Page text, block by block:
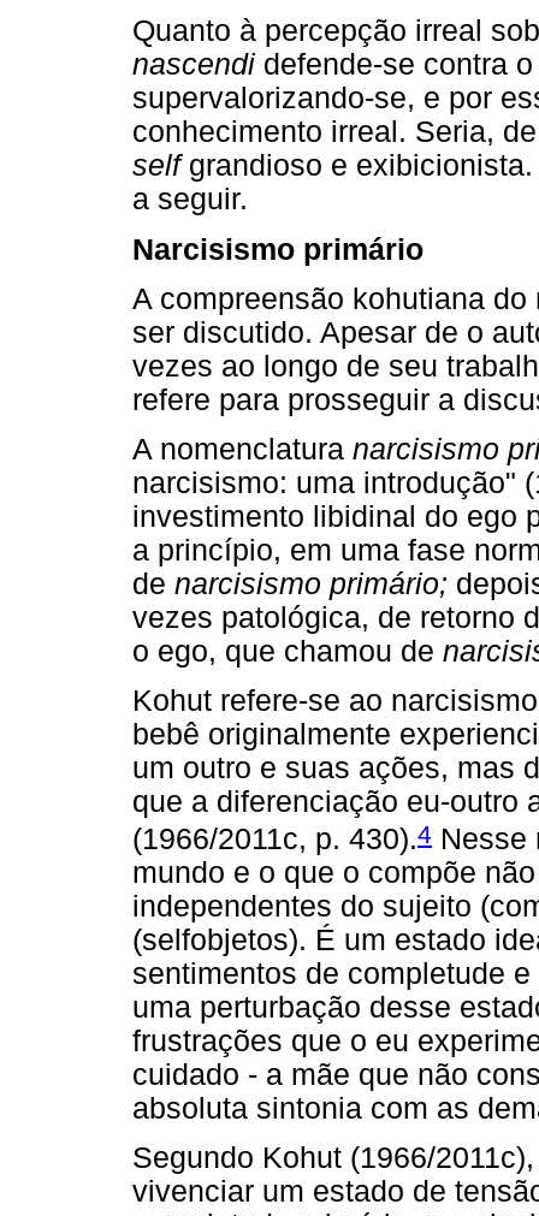
Quanto à percepção irreal
nascendi defende-se contra
supervalorizando-se, e por
conhecimento irreal. Seria,
selfgrandioso e
a seguir.
Narcisismo primário
A compreensão kohutiana
ser discutido. Apesar de o
vezes ao longo de seu
refere para prosseguir a
A nomenclatura narcisismo
narcisismo: uma introdução"
investimento libidinal do ego
a princípio, em uma fase
de narcisismo primário;
vezes patológica, de retorno
o ego, que chamou de
Kohut refere-se ao
bebê originalmente
um outro e suas ações, mas
que a diferenciação eu-outro
(1966/2011c, p. 430).4 Nesse
mundo e o que o compõe
independentes do sujeito
(selfobjetos). É um estado
sentimentos de completude
uma perturbação desse
frustrações que o eu
cuidado - a mãe que não
absoluta sintonia com as
Segundo Kohut (1966/
vivenciar um estado de